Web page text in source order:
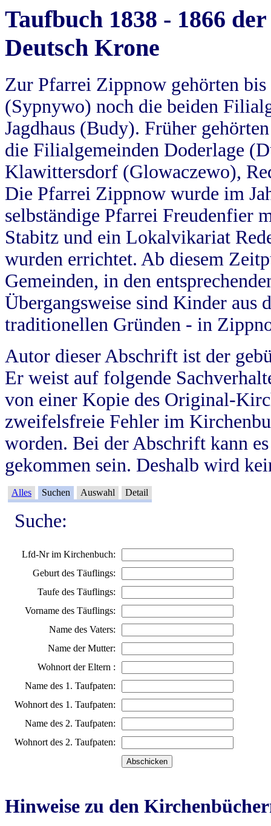
Taufbuch 1838 - 1866
Deutsch Krone
Zur Pfarrei Zippnow gehörten
(Sypnywo) noch die beiden
Jagdhaus (Budy). Früher
die Filialgemeinden Doderlage
Klawittersdorf (Glowaczewo),
Die Pfarrei Zippnow wurde im
selbständige Pfarrei Freudenfier
Stabitz und ein Lokalvikariat
wurden errichtet. Ab diesem
Gemeinden, in den
Übergangsweise sind Kinder aus
traditionellen Gründen - in
Autor dieser Abschrift ist der
Er weist auf folgende
von einer Kopie des Original-
zweifelsfreie Fehler im
worden. Bei der Abschrift kann
gekommen sein. Deshalb wird
Alles Suchen Auswahl Detail
Suche:
Lfd-Nr im Kirchenbuch:
Geburt des Täuflings:
Taufe des Täuflings:
Vorname des Täuflings:
Name des Vaters:
Name der Mutter:
Wohnort der Eltern :
Name des 1. Taufpaten:
Wohnort des 1. Taufpaten:
Name des 2. Taufpaten:
Wohnort des 2. Taufpaten:
Hinweise zu den